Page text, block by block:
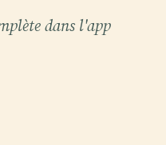
dans l'app